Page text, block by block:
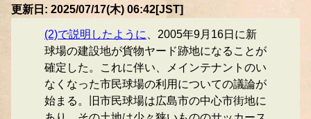
更新日: 2025/07/17(木) 06:42[JST]
(2)で説明したように
、2005年9月16日に新
球場の建設地が貨物ヤード跡地になることが
確定した。これに伴い、メインテナントのい
なくなった市民球場の利用についての議論が
始まる。旧市民球場は広島市の中心市街地に